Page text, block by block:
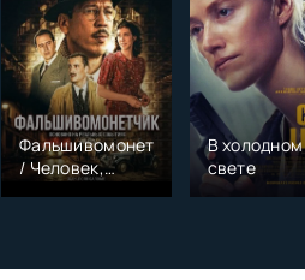
Фальшивомонетчик
/ Человек,
В холодном
свете